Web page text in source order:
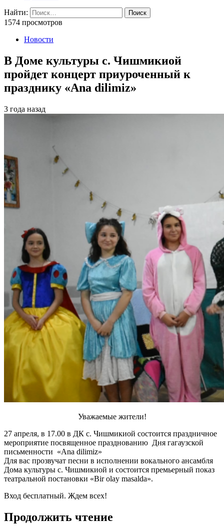
Найти:
1574 просмотров
Новости
В Доме культуры с. Чишмикиой
пройдет концерт приуроченный к
празднику «Ana dilimiz»
3 года назад
Уважаемые жители!
27 апреля, в 17.00 в ДК с. Чишмикиой состоится праздничное
мероприятие посвященное празднованию Дня гагаузской
письменности «Ana dilimiz»
Для вас прозвучат песни в исполнении вокального ансамбля
Дома культуры с. Чишмикиой и состоится премьерный показ
театральной постановки «Bir olay masalda».
Вход бесплатный. Ждем всех!
Продолжить чтение